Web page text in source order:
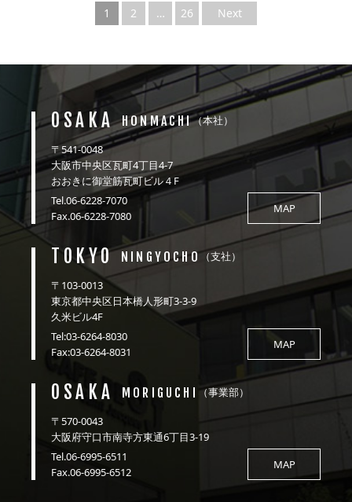
1 2 … 26 Next
OSAKA HONMACHI（本社）
〒541-0048
大阪市中央区瓦町4丁目4-7
おおきに御堂筋瓦町ビル４F
Tel.06-6228-7070
Fax.06-6228-7080
MAP
TOKYO NINGYOCHO（支社）
〒103-0013
東京都中央区日本橋人形町3-3-9
久米ビル4F
Tel:03-6264-8030
Fax:03-6264-8031
MAP
OSAKA MORIGUCHI （事業部）
〒570-0043
大阪府守口市南寺方東通6丁目3-19
Tel.06-6995-6511
Fax.06-6995-6512
MAP